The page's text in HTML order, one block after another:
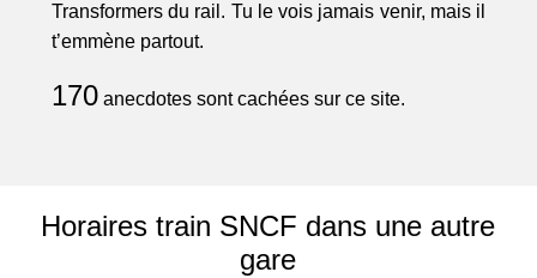
Transformers du rail. Tu le vois jamais venir, mais il
t’emmène partout.
170anecdotes sont cachées sur ce site.
Horaires train SNCF dans une autre
gare